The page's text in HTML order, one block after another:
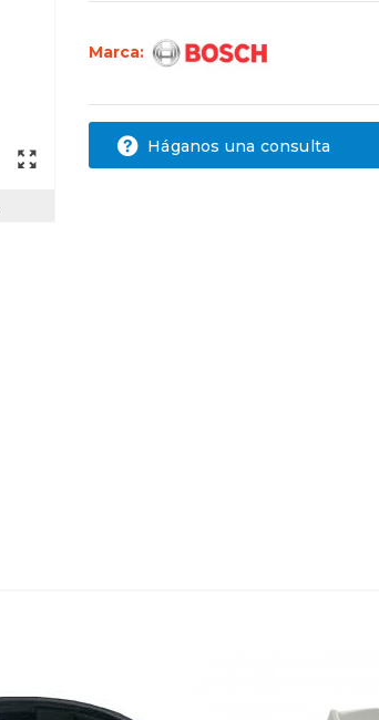
Marca:
Háganos una consulta